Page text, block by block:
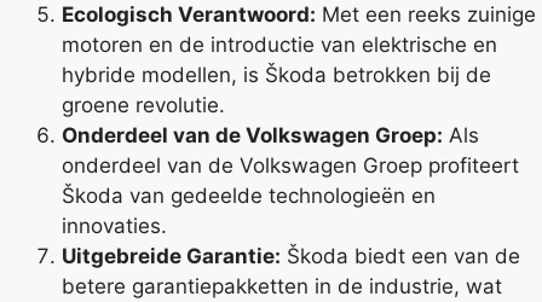
Ecologisch Verantwoord: Met een reeks zuinige
motoren en de introductie van elektrische en
hybride modellen, is Škoda betrokken bij de
groene revolutie.
Onderdeel van de Volkswagen Groep: Als
onderdeel van de Volkswagen Groep profiteert
Škoda van gedeelde technologieën en
innovaties.
Uitgebreide Garantie: Škoda biedt een van de
betere garantiepakketten in de industrie, wat